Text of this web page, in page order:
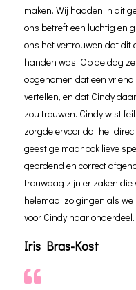
maken. Wij hadden in dit
ons betreft een luchtig en
ons het vertrouwen dat dit
handen was. Op de dag
opgenomen dat een
vertellen, en dat Cindy
zou trouwen. Cindy wist
zorgde ervoor dat het
geestige maar ook lieve
geordend en correct
trouwdag zijn er zaken
helemaal zo gingen als
voor Cindy haar
Iris Bras-Kost